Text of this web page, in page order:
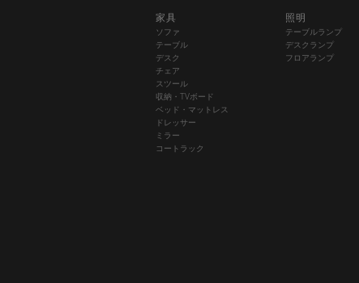
家具
ソファ
テーブル
デスク
チェア
スツール
収納・TVボード
ベッド・マットレス
ドレッサー
ミラー
コートラック
照明
テーブルランプ
デスクランプ
フロアランプ